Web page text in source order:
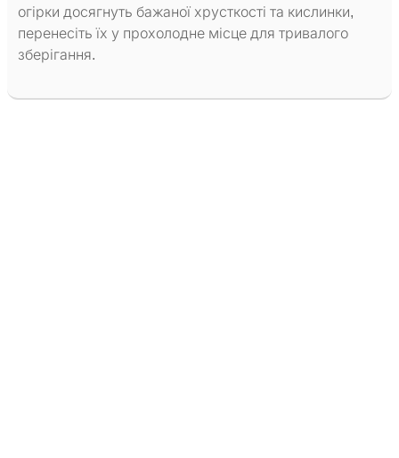
огірки досягнуть бажаної хрусткості та кислинки,
перенесіть їх у прохолодне місце для тривалого
зберігання.